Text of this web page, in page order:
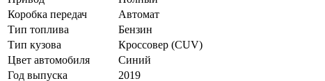
Коробка передач
Автомат
Тип топлива
Бензин
Тип кузова
Кроссовер (CUV)
Цвет автомобиля
Синий
Год выпуска
2019